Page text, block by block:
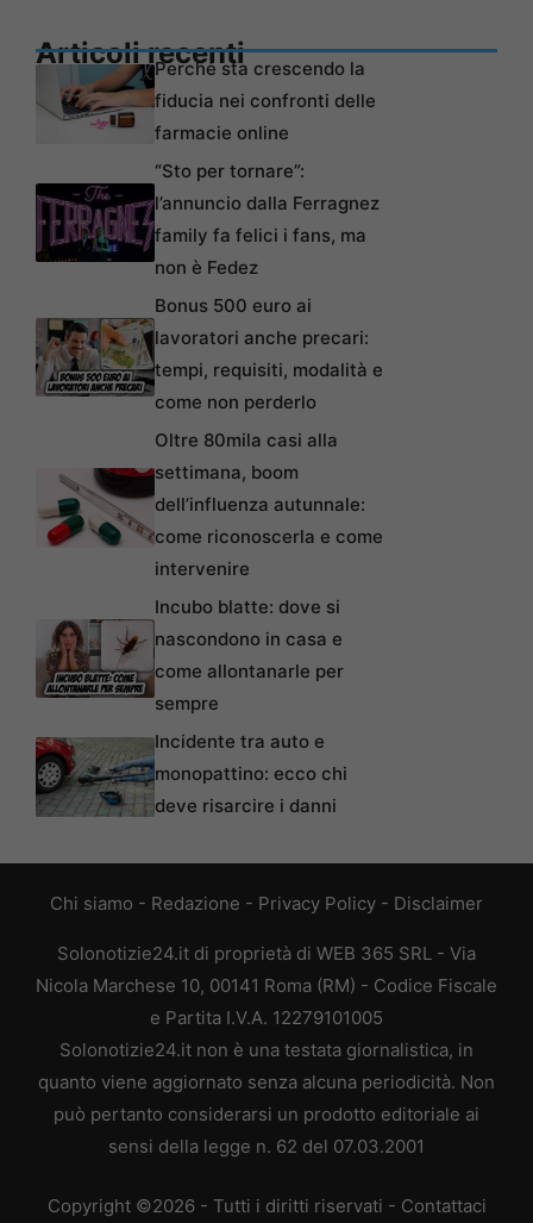
Articoli recentiPerché sta crescendo la
fiducia nei confronti delle
farmacie online
“Sto per tornare”:
l’annuncio dalla Ferragnez
family fa felici i fans, ma
non è Fedez
Bonus 500 euro ai
lavoratori anche precari:
tempi, requisiti, modalità e
come non perderlo
Oltre 80mila casi alla
settimana, boom
dell’influenza autunnale:
come riconoscerla e come
intervenire
Incubo blatte: dove si
nascondono in casa e
come allontanarle per
sempre
Incidente tra auto e
monopattino: ecco chi
deve risarcire i danni
Chi siamo - Redazione - Privacy Policy - Disclaimer
Solonotizie24.it di proprietà di WEB 365 SRL - Via
Nicola Marchese 10, 00141 Roma (RM) - Codice Fiscale
e Partita I.V.A. 12279101005
Solonotizie24.it non è una testata giornalistica, in
quanto viene aggiornato senza alcuna periodicità. Non
può pertanto considerarsi un prodotto editoriale ai
sensi della legge n. 62 del 07.03.2001
Copyright ©2026 - Tutti i diritti riservati - Contattaci